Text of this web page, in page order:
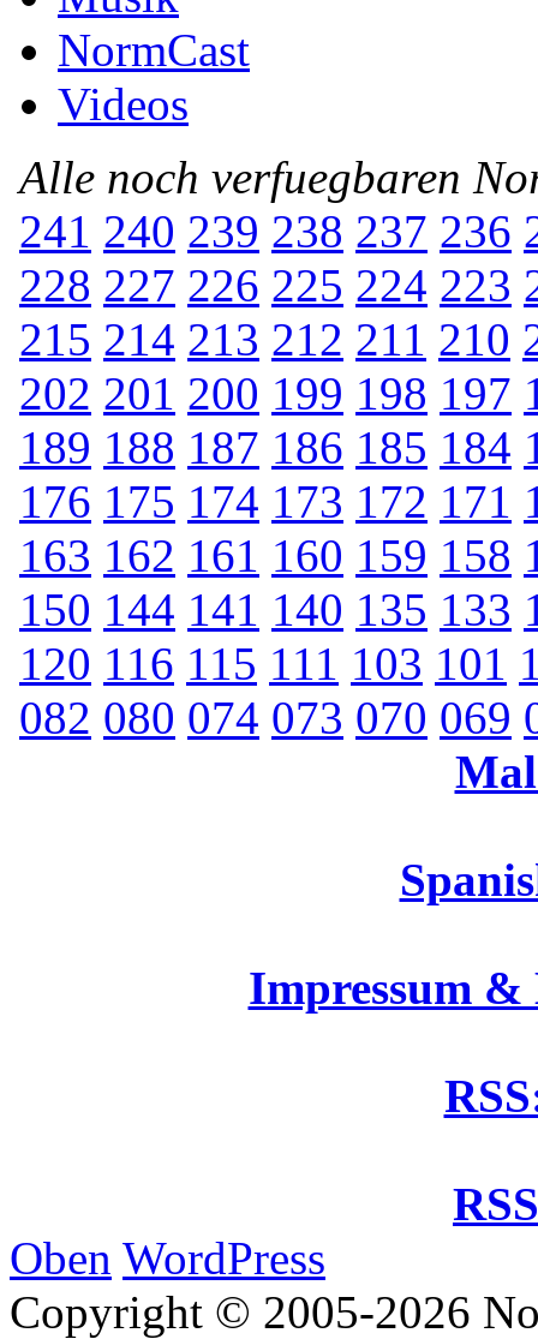
NormCast
Videos
Alle noch verfuegbaren
241 240 239 238 237 236
228 227 226 225 224 223
215 214 213 212 211 210
202 201 200 199 198 197
189 188 187 186 185 184
176 175 174 173 172 171
163 162 161 160 159 158
150 144 141 140 135 133
120 116 115 111 103 101
082 080 074 073 070 069
Impressum
Oben WordPress
Copyright © 2005-2026